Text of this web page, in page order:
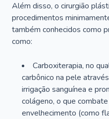
Além disso, o cirurgião
procedimentos
também conhecidos como
como:
Carboxiterapia, no
carbônico na pele
irrigação sanguínea e
colágeno, o que
envelhecimento (como